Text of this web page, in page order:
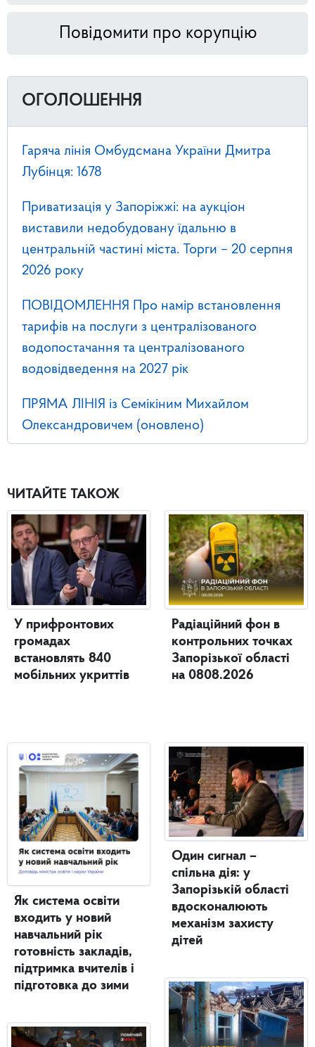
Повідомити про корупцію
ОГОЛОШЕННЯ
Гаряча лінія Омбудсмана України Дмитра
Лубінця: 1678
Приватизація у Запоріжжі: на аукціон
виставили недобудовану їдальню в
центральній частині міста. Торги – 20 серпня
2026 року
ПОВІДОМЛЕННЯ Про намір встановлення
тарифів на послуги з централізованого
водопостачання та централізованого
водовідведення на 2027 рік
ПРЯМА ЛІНІЯ із Семікіним Михайлом
Олександровичем (оновлено)
ЧИТАЙТЕ ТАКОЖ
У прифронтових
громадах
встановлять 840
мобільних укриттів
Як система освіти
входить у новий
навчальний рік
готовність закладів,
підтримка вчителів і
підготовка до зими
Радіаційний фон в
контрольних точках
Запорізької області
на 0808.2026
Один сигнал –
спільна дія: у
Запорізькій області
вдосконалюють
механізм захисту
дітей